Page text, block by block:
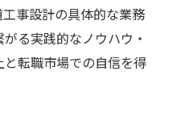
事設計の具体的な業務
る実践的なノウハウ・
転職市場での自信を得